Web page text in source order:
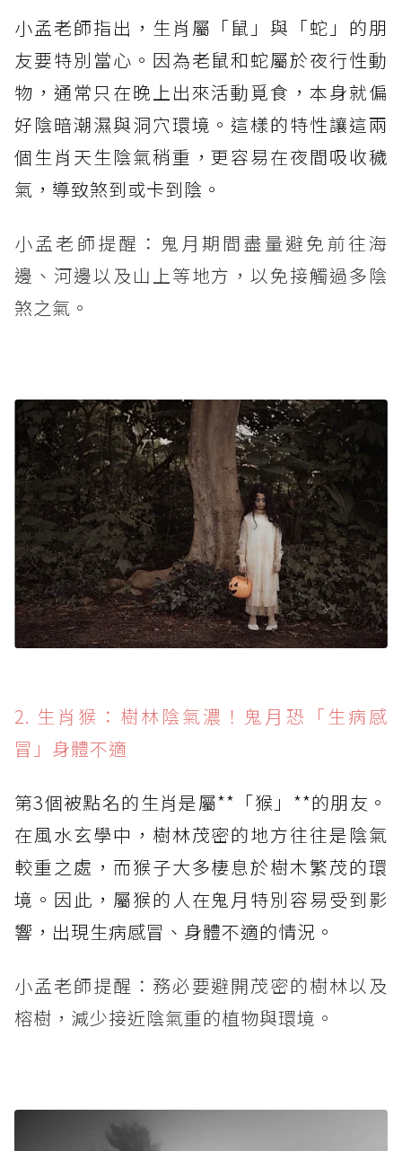
小孟老師指出，生肖屬「鼠」與「蛇」的朋
友要特別當心。因為老鼠和蛇屬於夜行性動
物，通常只在晚上出來活動覓食，本身就偏
好陰暗潮濕與洞穴環境。這樣的特性讓這兩
個生肖天生陰氣稍重，更容易在夜間吸收穢
氣，導致煞到或卡到陰。
小孟老師提醒：鬼月期間盡量避免前往海
邊、河邊以及山上等地方，以免接觸過多陰
煞之氣。
2. 生肖猴：樹林陰氣濃！鬼月恐「生病感
冒」身體不適
第3個被點名的生肖是屬**「猴」**的朋友。
在風水玄學中，樹林茂密的地方往往是陰氣
較重之處，而猴子大多棲息於樹木繁茂的環
境。因此，屬猴的人在鬼月特別容易受到影
響，出現生病感冒、身體不適的情況。
小孟老師提醒：務必要避開茂密的樹林以及
榕樹，減少接近陰氣重的植物與環境。